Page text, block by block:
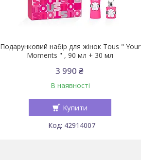
Подарунковий набір для жінок Tous " Your
Moments " , 90 мл + 30 мл
3 990 ₴
В наявності
Купити
42914007